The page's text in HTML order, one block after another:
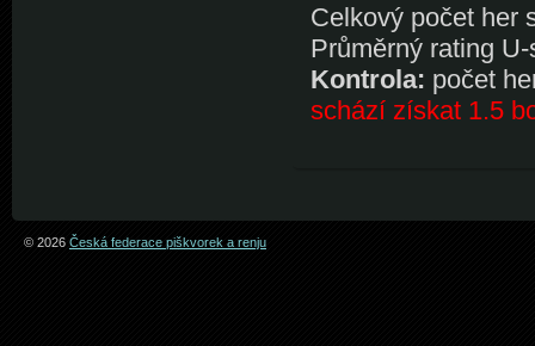
Celkový počet her
Průměrný rating
Kontrola: počet
schází získat 1.5
© 2026 Česká federace piškvorek a renju